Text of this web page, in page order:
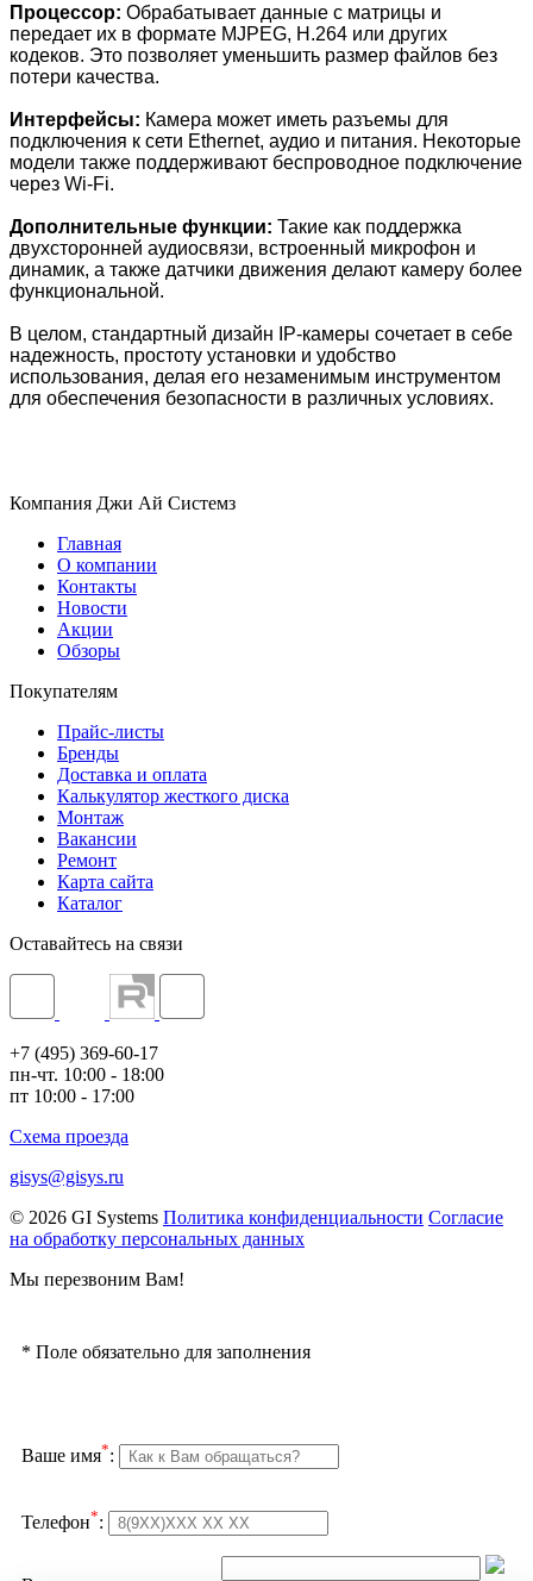
Процессор: Обрабатывает данные с матрицы и
передает их в формате MJPEG, H.264 или других
кодеков. Это позволяет уменьшить размер файлов без
потери качества.
Интерфейсы: Камера может иметь разъемы для
подключения к сети Ethernet, аудио и питания. Некоторые
модели также поддерживают беспроводное подключение
через Wi-Fi.
Дополнительные функции: Такие как поддержка
двухсторонней аудиосвязи, встроенный микрофон и
динамик, а также датчики движения делают камеру более
функциональной.
В целом, стандартный дизайн IP-камеры сочетает в себе
надежность, простоту установки и удобство
использования, делая его незаменимым инструментом
для обеспечения безопасности в различных условиях.
Компания Джи Ай Системз
Главная
О компании
Контакты
Новости
Акции
Обзоры
Покупателям
Прайс-листы
Бренды
Доставка и оплата
Калькулятор жесткого диска
Монтаж
Вакансии
Ремонт
Карта сайта
Каталог
Оставайтесь на связи
+7 (495) 369-60-17
пн-чт. 10:00 - 18:00
пт 10:00 - 17:00
Схема проезда
gisys@gisys.ru
© 2026 GI Systems Политика конфиденциальности Согласие
на обработку персональных данных
Мы перезвоним Вам!
* Поле обязательно для заполнения
Ваше имя*:
Телефон*: